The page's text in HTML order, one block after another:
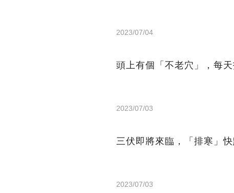
2023/07/04
頭上有個「不老穴」，每
2023/07/03
三伏即將來臨，「排寒」
2023/07/03